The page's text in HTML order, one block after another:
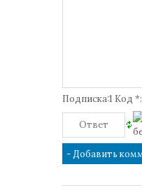
Подписка:1 Код *: